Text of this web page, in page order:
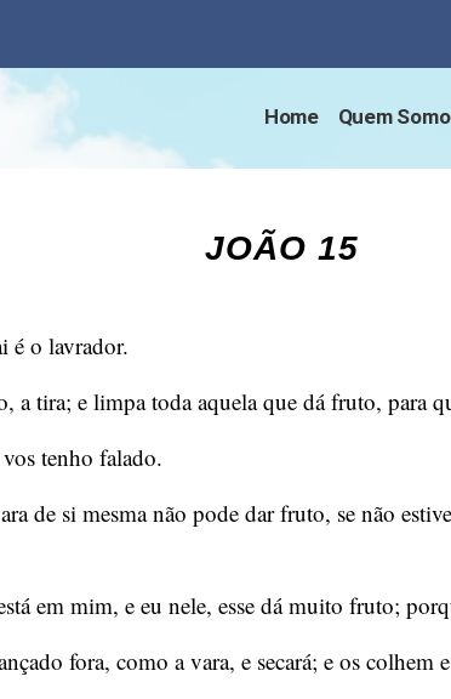
Home Quem
JOÃO 15
é o lavrador.
a tira; e limpa toda aquela que dá fruto, para
tenho falado.
de si mesma não pode dar fruto, se não
em mim, e eu nele, esse dá muito fruto;
fora, como a vara, e secará; e os colhem